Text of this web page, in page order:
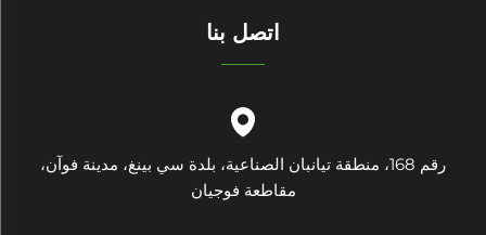
اتصل بنا
رقم 168، منطقة تيانبان الصناعية، بلدة سي بينغ، مدينة فوآن،
مقاطعة فوجيان